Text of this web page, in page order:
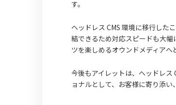
す。
ヘッドレス CMS 環境に移行した
結できるため対応スピードも大
ツを楽しめるオウンドメディアへ
今後もアイレットは、ヘッドレ
ョナルとして、お客様に寄り添い